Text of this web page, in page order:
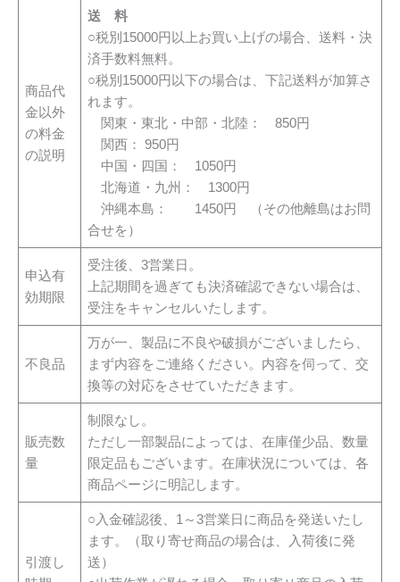
商品代
金以外
の料金
の説明
送 料
○税別15000円以上お買い上げの場合、送料・決
済手数料無料。
○税別15000円以下の場合は、下記送料が加算さ
れます。
関東・東北・中部・北陸： 850円
関西： 950円
中国・四国： 1050円
北海道・九州： 1300円
沖縄本島： 1450円 （その他離島はお問
合せを）
申込有
効期限
受注後、3営業日。
上記期間を過ぎても決済確認できない場合は、
受注をキャンセルいたします。
不良品
万が一、製品に不良や破損がございましたら、
まず内容をご連絡ください。内容を伺って、交
換等の対応をさせていただきます。
販売数
量
制限なし。
ただし一部製品によっては、在庫僅少品、数量
限定品もございます。在庫状況については、各
商品ページに明記します。
引渡し
○入金確認後、1～3営業日に商品を発送いたし
ます。（取り寄せ商品の場合は、入荷後に発
送）